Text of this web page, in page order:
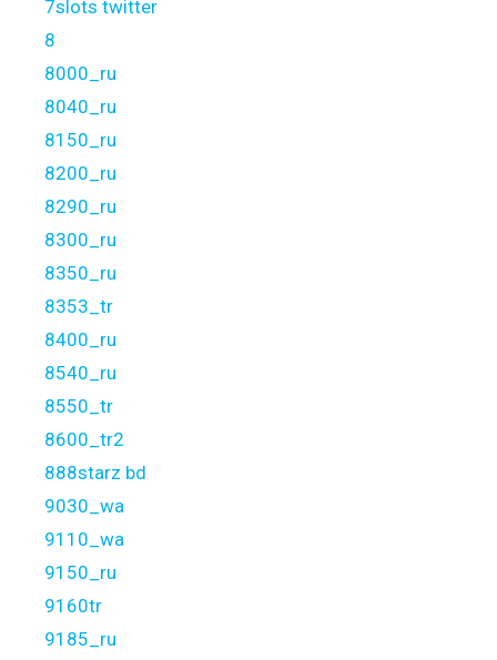
7slots twitter
8
8000_ru
8040_ru
8150_ru
8200_ru
8290_ru
8300_ru
8350_ru
8353_tr
8400_ru
8540_ru
8550_tr
8600_tr2
888starz bd
9030_wa
9110_wa
9150_ru
9160tr
9185_ru